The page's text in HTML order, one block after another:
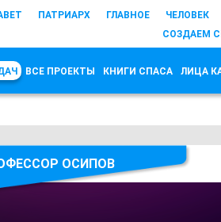
ПАТРИАРХ ГЛАВНОЕ ЧЕЛОВЕК
СОЗДАЕМ
ВСЕ ПРОЕКТЫ КНИГИ СПАСА ЛИЦА
ОСИПОВ